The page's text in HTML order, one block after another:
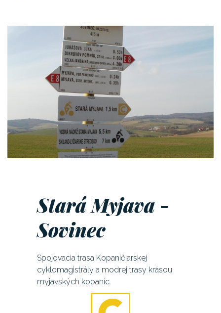
Stará Myjava -
Sovinec
Spojovacia trasa Kopaničiarskej
cyklomagistrály a modrej trasy krásou
myjavských kopaníc.